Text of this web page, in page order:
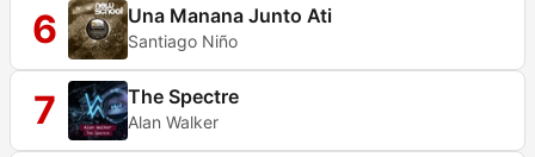
6 Una Manana Junto Ati
Santiago Niño
7 The Spectre
Alan Walker